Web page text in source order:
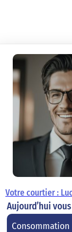
Votre courtier :
Aujourd’hui
Consommation